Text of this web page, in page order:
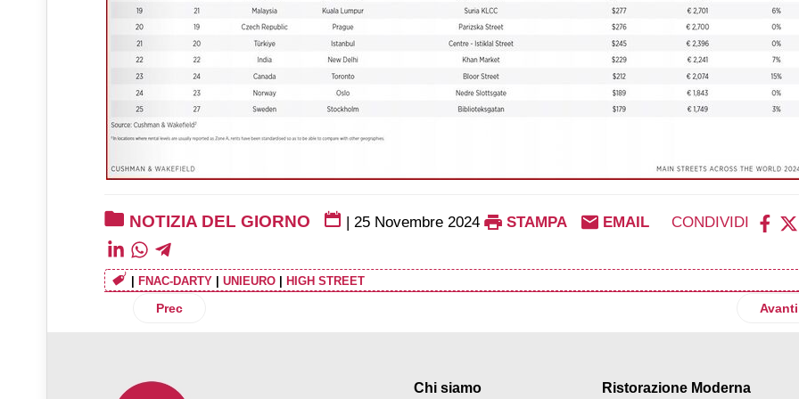
NOTIZIA DEL GIORNO | 25 Novembre 2024 STAMPA EMAIL CONDIVIDI
FNAC-DARTY UNIEURO HIGH STREET
Articolo precedente: Unilever investe 100 milioni sulle 'fragranze'
Prec Avanti
Chi siamo Ristorazione Moderna